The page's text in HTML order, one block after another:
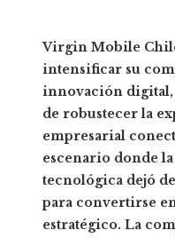
Virgin Mobile
intensificar su
innovación
de robustecer la
empresarial
escenario donde
tecnológica dejó
para convertirse
estratégico. La